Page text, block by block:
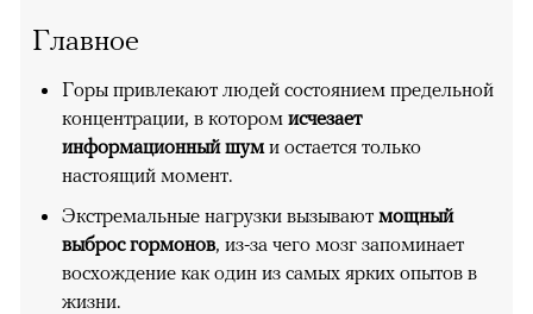
Главное
Горы привлекают людей состоянием предельной
концентрации, в котором исчезает
информационный шум и остается только
настоящий момент.
Экстремальные нагрузки вызывают мощный
выброс гормонов, из-за чего мозг запоминает
восхождение как один из самых ярких опытов в
жизни.